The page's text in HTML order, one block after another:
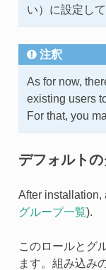
い）に設定して
注釈
As for now,
existing users
For that, you
デフォルト
After installation,
グループ一覧).
このロールとグ
ます。組み込み